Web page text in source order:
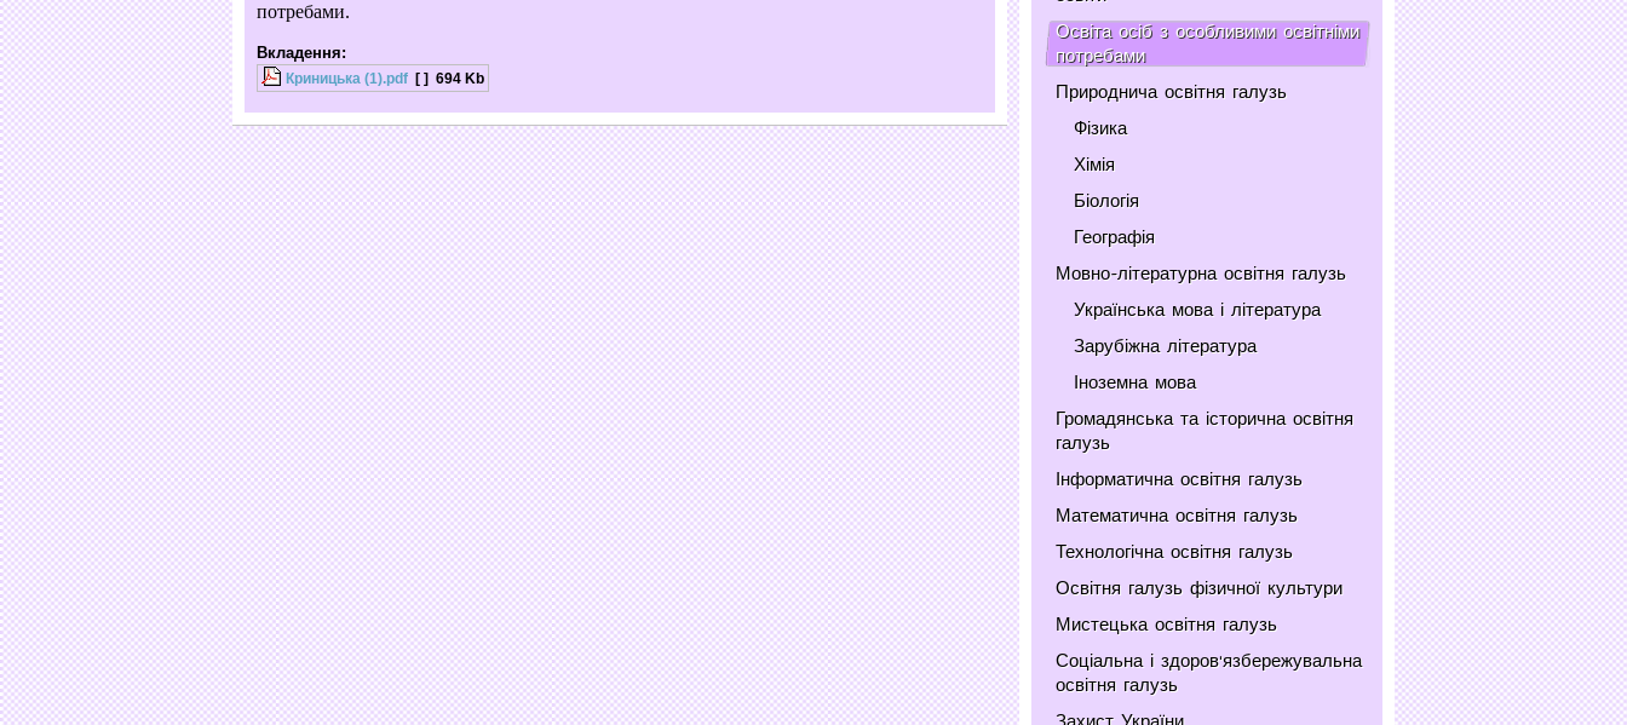
потребами.
Вкладення:
Криницька (1).pdf [ ] 694 Kb
Освіта осіб з особливими освітніми
потребами
Природнича освітня галузь
Фізика
Хімія
Біологія
Географія
Мовно-літературна освітня галузь
Українська мова і література
Зарубіжна література
Іноземна мова
Громадянська та історична освітня
галузь
Інформатична освітня галузь
Математична освітня галузь
Технологічна освітня галузь
Освітня галузь фізичної культури
Мистецька освітня галузь
Соціальна і здоров'язбережувальна
освітня галузь